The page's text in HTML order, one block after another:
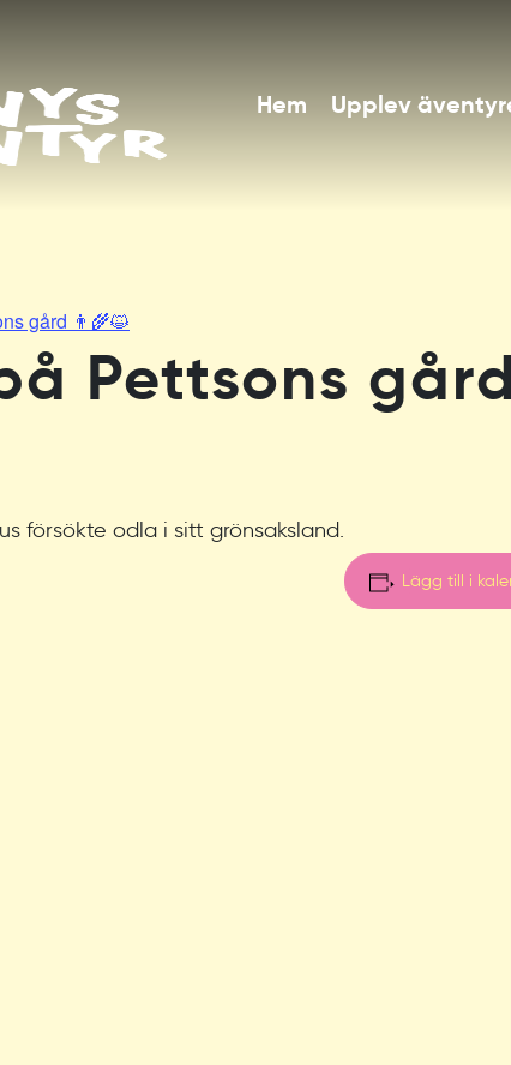
Hem Upplev
gård 👨‍🌾😺
Pettsons
försökte odla i sitt grönsaksland.
Lägg till i